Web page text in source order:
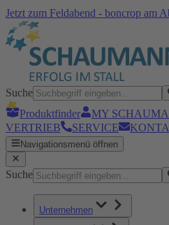
Jetzt zum Feldabend - boncrop am
Suche
Produktfinder
MY
VERTRIEB
SERVICE
Navigationsmenü öffnen
Suche
Unternehmen